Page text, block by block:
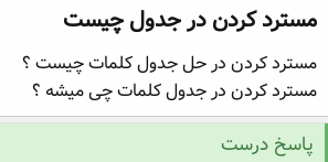
ه
و
ض
ع
ع
مسترد کردن در جدول چیست​
مسترد کردن در حل جدول کلمات چیست ؟
مسترد کردن در جدول کلمات چی میشه ؟
پاسخ درست